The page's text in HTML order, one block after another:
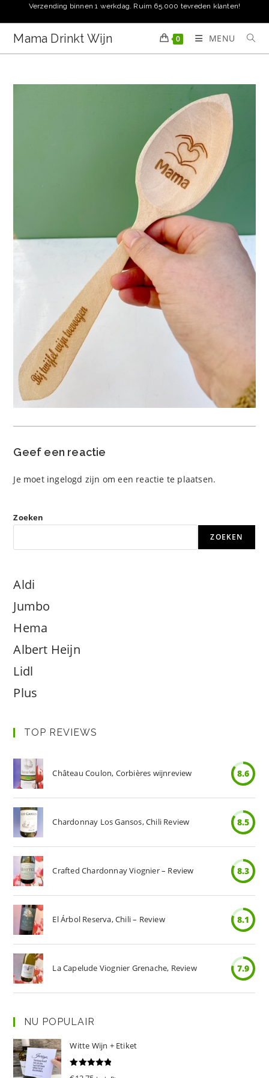
naar
inhoud
Verzending binnen 1 werkdag. Ruim 65.000 tevreden klanten!
Mama Drinkt Wijn 0 MENU
Geef een reactie
Je moet ingelogd zijn om een reactie te plaatsen.
Zoeken
ZOEKEN
Aldi
Jumbo
Hema
Albert Heijn
Lidl
Plus
TOP REVIEWS
Château Coulon, Corbières wijnreview 8.6
Chardonnay Los Gansos, Chili Review 8.5
Crafted Chardonnay Viognier – Review 8.3
El Árbol Reserva, Chili – Review 8.1
La Capelude Viognier Grenache, Review 7.9
NU POPULAIR
Witte Wijn + Etiket